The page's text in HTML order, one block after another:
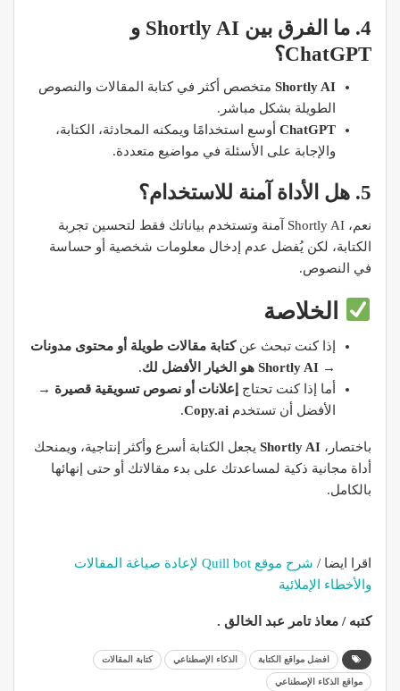
4. ما الفرق بين Shortly AI و
ChatGPT؟
Shortly AI متخصص أكثر في كتابة المقالات والنصوص
الطويلة بشكل مباشر.
ChatGPT أوسع استخدامًا ويمكنه المحادثة، الكتابة،
والإجابة على الأسئلة في مواضيع متعددة.
5. هل الأداة آمنة للاستخدام؟
نعم، Shortly AI آمنة وتستخدم بياناتك فقط لتحسين تجربة
الكتابة، لكن يُفضل عدم إدخال معلومات شخصية أو حساسة
في النصوص.
الخلاصة
إذا كنت تبحث عنكتابة مقالات طويلة أو محتوى مدونات
→ Shortly AI هو الخيار الأفضل لك
.
أما إذا كنت تحتاج
إعلانات أو نصوص تسويقية قصيرة →
الأفضل أن تستخدم Copy.ai
.
باختصار، Shortly AI يجعل الكتابة أسرع وأكثر إنتاجية، ويمنحك
أداة مجانية ذكية لمساعدتك على بدء مقالاتك أو حتى إنهائها
بالكامل.
اقرا ايضا /
شرح موقع Quill bot لإعادة صياغة المقالات
والأخطاء الإملائية
كتبه / معاذ تامر عبد الخالق .
افضل مواقع الكتابة الذكاء الإصطناعي كتابة المقالات
مواقع الذكاء الإصطناعي